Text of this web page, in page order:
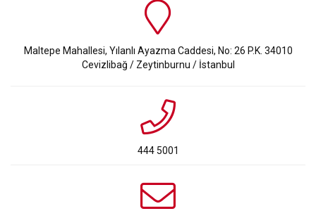
Maltepe Mahallesi, Yılanlı Ayazma Caddesi, No: 26 P.K. 34010
Cevizlibağ / Zeytinburnu / İstanbul
444 5001